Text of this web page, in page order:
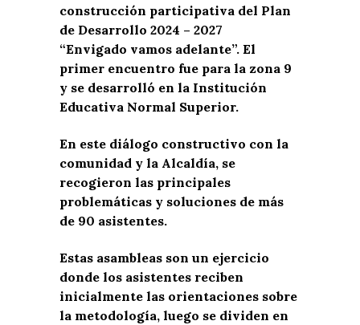
construcción participativa del Plan
de Desarrollo 2024 – 2027
“Envigado vamos adelante”. El
primer encuentro fue para la zona 9
y se desarrolló en la Institución
Educativa Normal Superior.
En este diálogo constructivo con la
comunidad y la Alcaldía, se
recogieron las principales
problemáticas y soluciones de más
de 90 asistentes.
Estas asambleas son un ejercicio
donde los asistentes reciben
inicialmente las orientaciones sobre
la metodología, luego se dividen en